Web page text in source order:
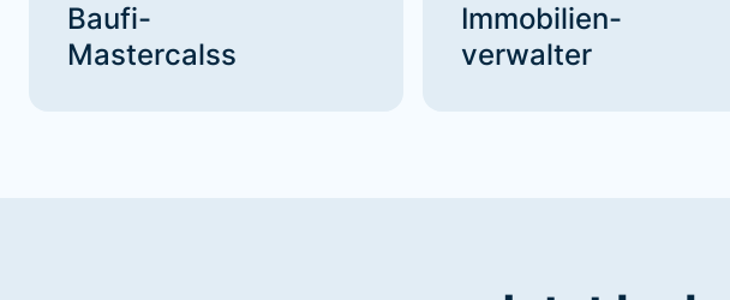
Baufi-
Mastercalss
Immobilien-
verwalter